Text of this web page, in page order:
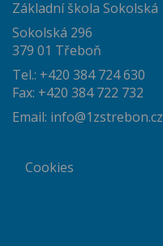
Základní škola Sokolská
Sokolská 296
379 01 Třeboň
Tel.: +420 384 724 630
Fax: +420 384 722 732
Email: info@1zstrebon.cz
Cookies